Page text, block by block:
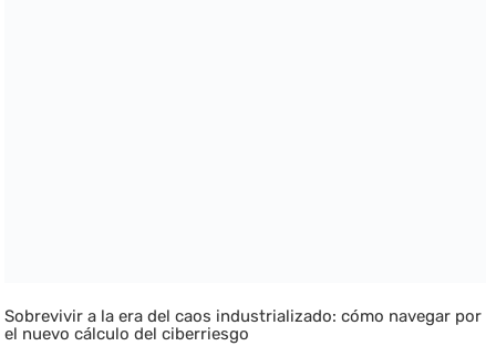
Sobrevivir a la era del caos industrializado: cómo navegar por
el nuevo cálculo del ciberriesgo